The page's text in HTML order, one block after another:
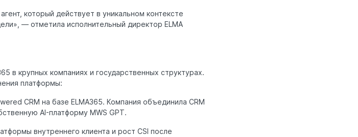
который действует в уникальном контексте
— отметила исполнительный директор ELMA
в крупных компаниях и государственных структурах.
платформы:
CRM на базе ELMA365. Компания объединила CRM
AI-платформу MWS GPT.
внутреннего клиента и рост CSI после